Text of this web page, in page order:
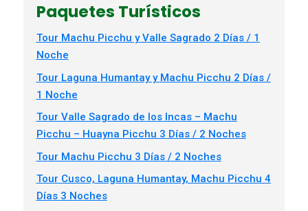
Paquetes Turísticos
Tour Machu Picchu y Valle Sagrado 2 Días / 1
Noche
Tour Laguna Humantay y Machu Picchu 2 Días /
1 Noche
Tour Valle Sagrado de los Incas – Machu
Picchu – Huayna Picchu 3 Días / 2 Noches
Tour Machu Picchu 3 Días / 2 Noches
Tour Cusco, Laguna Humantay, Machu Picchu 4
Días 3 Noches